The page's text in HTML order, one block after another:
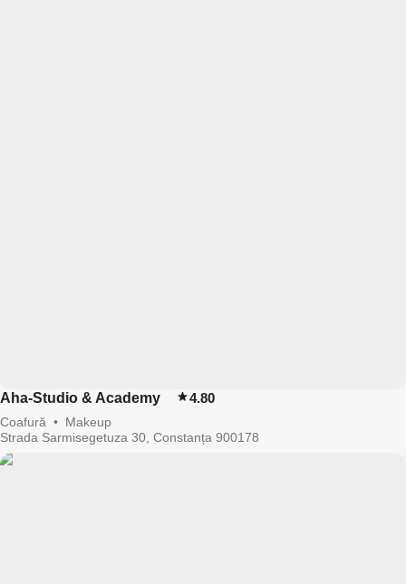
Aha-Studio & Academy 4.80
Coafură • Makeup
Strada Sarmisegetuza 30, Constanța 900178